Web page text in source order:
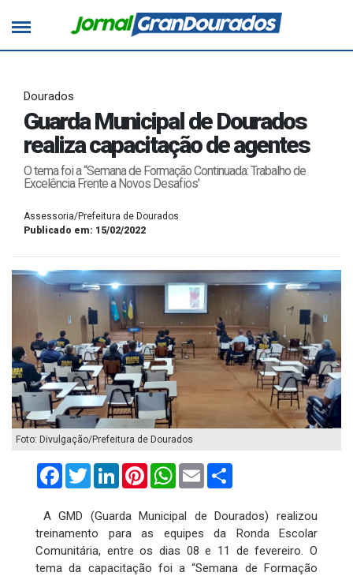
Dourados
Guarda Municipal de Dourados
realiza capacitação de agentes
O tema foi a “Semana de Formação Continuada: Trabalho de
Excelência Frente a Novos Desafios'
Assessoria/Prefeitura de Dourados
Publicado em: 15/02/2022
Foto: Divulgação/Prefeitura de Dourados
FacebookTwitterLinkedInPinterestWhatsApp
Email
A GMD (Guarda Municipal de Dourados) realizou
treinamento para as equipes da Ronda Escolar
Comunitária, entre os dias 08 e 11 de fevereiro. O
tema da capacitação foi a “Semana de Formação